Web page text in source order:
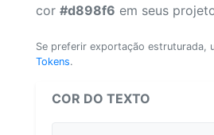
cor #d898f6 em seus
Se preferir exportação estruturada,
Tokens.
COR DO TEXTO